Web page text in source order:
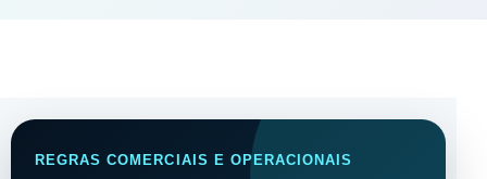
REGRAS COMERCIAIS E OPERACIONAIS